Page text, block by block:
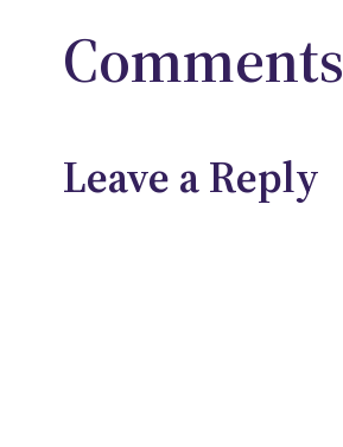
Comments
Leave a Reply